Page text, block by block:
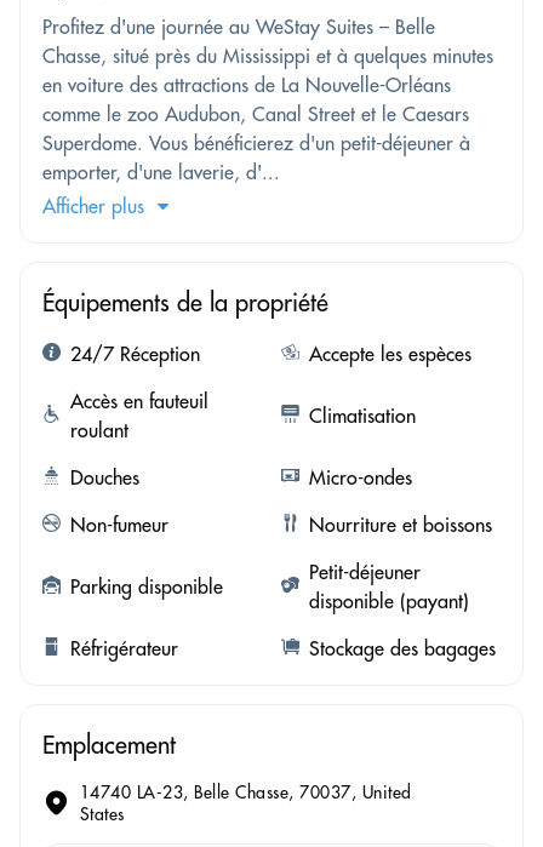
Profitez d'une journée au WeStay Suites – Belle
Chasse, situé près du Mississippi et à quelques minutes
en voiture des attractions de La Nouvelle-Orléans
comme le zoo Audubon, Canal Street et le Caesars
Superdome. Vous bénéficierez d'un petit-déjeuner à
emporter, d'une laverie, d'...
Afficher plus
Équipements de la propriété
24/7 Réception
Accepte les espèces
Accès en fauteuil
roulant
Climatisation
Douches
Micro-ondes
Non-fumeur
Nourriture et boissons
Parking disponible
Petit-déjeuner
disponible (payant)
Réfrigérateur
Stockage des bagages
Emplacement
14740 LA-23, Belle Chasse, 70037, United
States